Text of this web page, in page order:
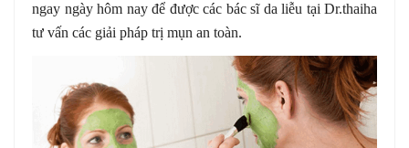
ngay ngày hôm nay để được các bác sĩ da liễu tại Dr.thaiha
tư vấn các giải pháp trị mụn an toàn.